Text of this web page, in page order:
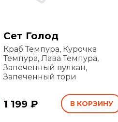
Сет Голод
Краб Темпура, Курочка
Темпура, Лава Темпура,
Запеченный вулкан,
Запеченный тори
1 199 ₽ В КОРЗИНУ